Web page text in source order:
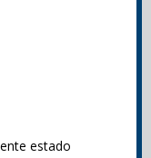
estado